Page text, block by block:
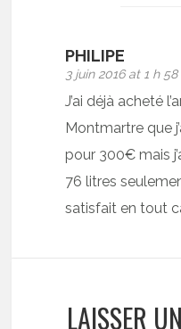
PHILIPE
3 juin 2016 at 1 h
J’ai déjà acheté
Montmartre que
pour 300€ mais
76 litres
satisfait en tout
LAISSER